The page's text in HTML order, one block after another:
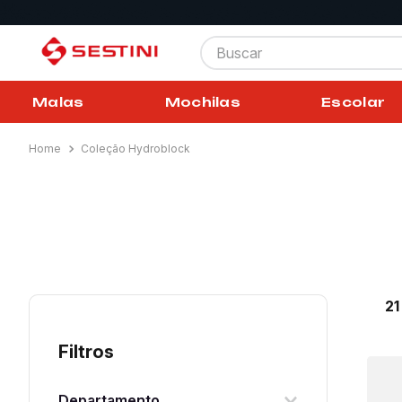
Buscar
Malas Mochilas Escolar
Coleção Hydroblock
Filtros
21